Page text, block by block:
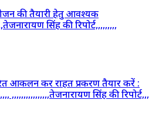
की तैयारी हेतु आवश्यक
सिंह की रिपोर्ट,,,,,,,,,
आकलन कर राहत प्रकरण तैयार करें :
,,,,,,,,,,,,,,,,तेजनारायण सिंह की